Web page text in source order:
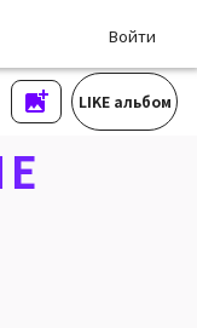
Войти
LIKE альбом